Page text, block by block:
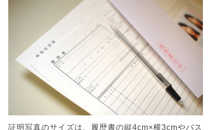
証明写真のサイズは、履歴書の縦4cm×横3cmやパス